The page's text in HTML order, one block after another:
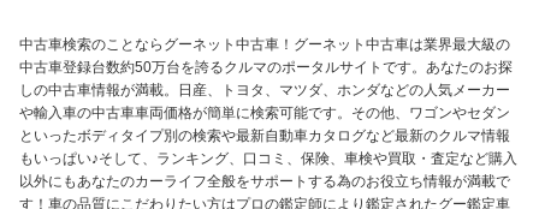
中古車検索のことならグーネット中古車！グーネット中古車は業界最大級の
中古車登録台数約50万台を誇るクルマのポータルサイトです。あなたのお探
しの中古車情報が満載。日産、トヨタ、マツダ、ホンダなどの人気メーカー
や輸入車の中古車車両価格が簡単に検索可能です。その他、ワゴンやセダン
といったボディタイプ別の検索や最新自動車カタログなど最新のクルマ情報
もいっぱい♪そして、ランキング、口コミ、保険、車検や買取・査定など購入
以外にもあなたのカーライフ全般をサポートする為のお役立ち情報が満載で
す！車の品質にこだわりたい方はプロの鑑定師により鑑定されたグー鑑定車